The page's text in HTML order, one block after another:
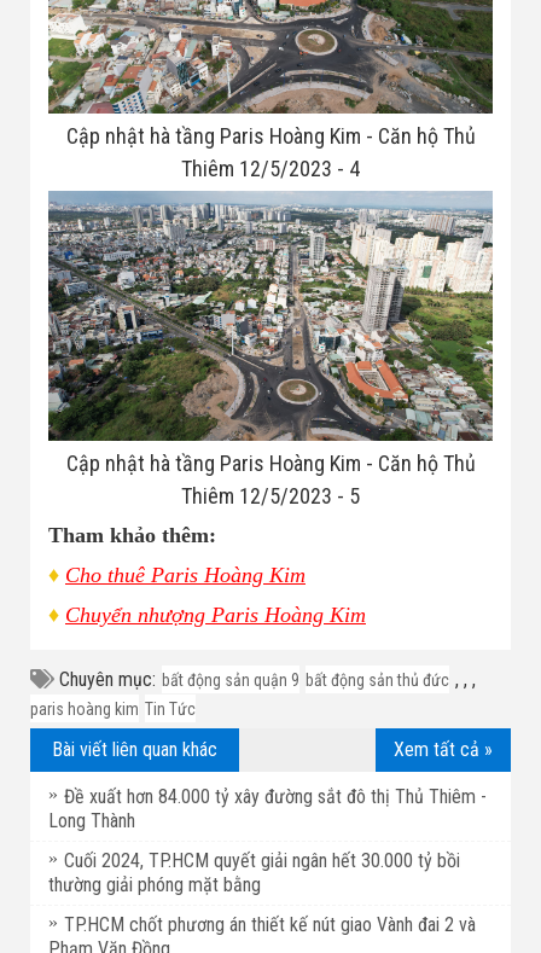
Cập nhật hà tầng Paris Hoàng Kim - Căn hộ Thủ
Thiêm 12/5/2023 - 4
Cập nhật hà tầng Paris Hoàng Kim - Căn hộ Thủ
Thiêm 12/5/2023 - 5
Tham khảo thêm:
♦ Cho thuê Paris Hoàng Kim
♦ Chuyển nhượng Paris Hoàng Kim
Chuyên mục: bất động sản quận 9 ,
bất động sản thủ đức ,
paris hoàng kim
,
Tin Tức
Xem tất cả »
Bài viết liên quan khác
Đề xuất hơn 84.000 tỷ xây đường sắt đô thị Thủ Thiêm -
Long Thành
Cuối 2024, TP.HCM quyết giải ngân hết 30.000 tỷ bồi
thường giải phóng mặt bằng
TP.HCM chốt phương án thiết kế nút giao Vành đai 2 và